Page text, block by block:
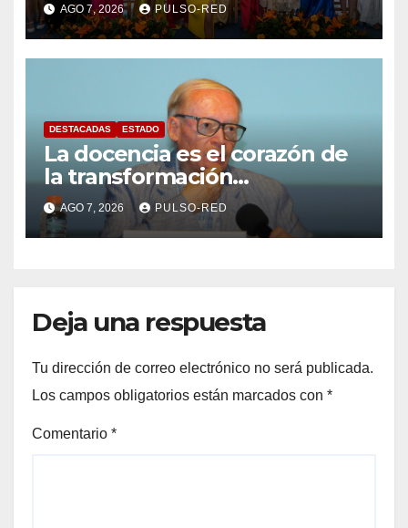
Tlaxcalteca”
AGO 7, 2026 PULSO-RED
DESTACADAS ESTADO
La docencia es el corazón de
la transformación
universitaria: Rector de la
UATx
AGO 7, 2026 PULSO-RED
Deja una respuesta
Tu dirección de correo electrónico no será publicada.
Los campos obligatorios están marcados con *
Comentario *